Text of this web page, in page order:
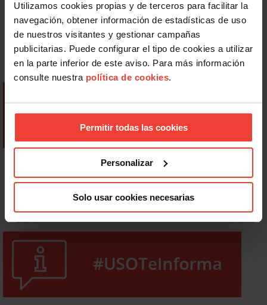
Utilizamos cookies propias y de terceros para facilitar la
navegación, obtener información de estadísticas de uso
de nuestros visitantes y gestionar campañas
publicitarias. Puede configurar el tipo de cookies a utilizar
en la parte inferior de este aviso. Para más información
consulte nuestra política de cookies.
Permitir todas las cookies
Personalizar
Solo usar cookies necesarias